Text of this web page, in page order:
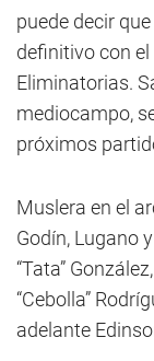
puede decir
definitivo con
Eliminatorias.
mediocampo,
próximos
Muslera en el
Godín, Lugano
“Tata”
“Cebolla”
adelante